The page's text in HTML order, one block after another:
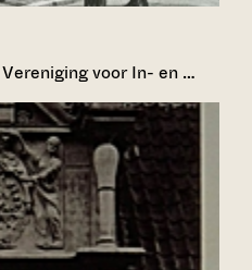
voor In- en …